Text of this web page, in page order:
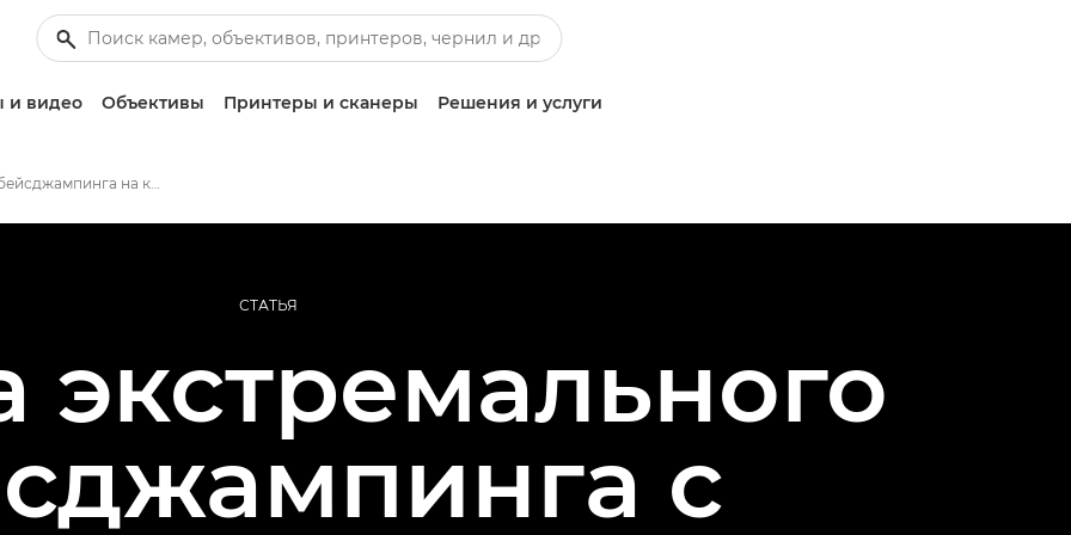
и видео Объективы Принтеры и сканеры Решения и услуги
Съемка бейсджампинга на камеры Cinema EOS
СТАТЬЯ
экстремального
с